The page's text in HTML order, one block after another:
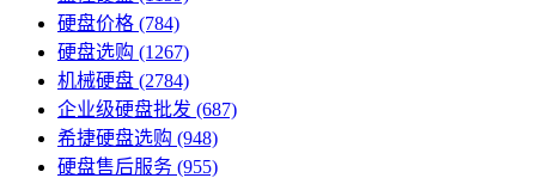
硬盘价格 (784)
硬盘选购 (1267)
机械硬盘 (2784)
企业级硬盘批发 (687)
希捷硬盘选购 (948)
硬盘售后服务 (955)